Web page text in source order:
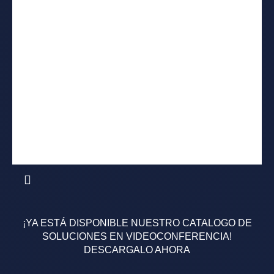
FP Comercial
¡YA ESTÁ DISPONIBLE NUESTRO CATALOGO DE
SOLUCIONES EN VIDEOCONFERENCIA!
DESCARGALO AHORA